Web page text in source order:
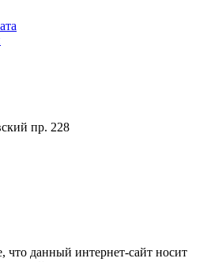
пр. 228
данный интернет-сайт носит